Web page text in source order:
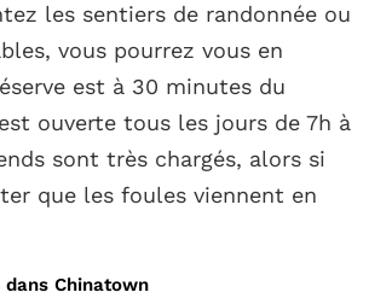
les sentiers de randonnée ou
vous pourrez vous en
est à 30 minutes du
ouverte tous les jours de 7h à
sont très chargés, alors si
que les foules viennent en
Chinatown